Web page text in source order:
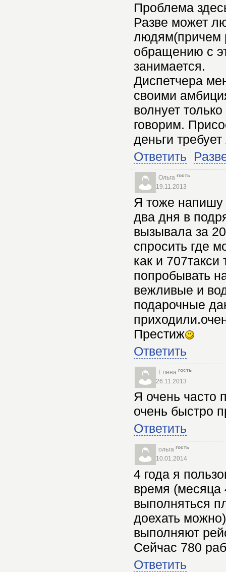
Проблема
Разве может
людям(причем
обращению с
занимается.
Диспетчера
своими
волнует
говорим.
деньги
Ответить
Ольга гость
19.11.2013
Я тоже напишу
два дня в
вызывала за
спросить где
как и
попробывать
вежливые и
подарочные
Престиж
Ответить
Елена гость
26.11.2013
Я очень часто
очень быстро
Ответить
ольга гость
10.01.2014
4 года я
время (месяца
выполняться
доехать
выполняют
Сейчас 780
Ответить